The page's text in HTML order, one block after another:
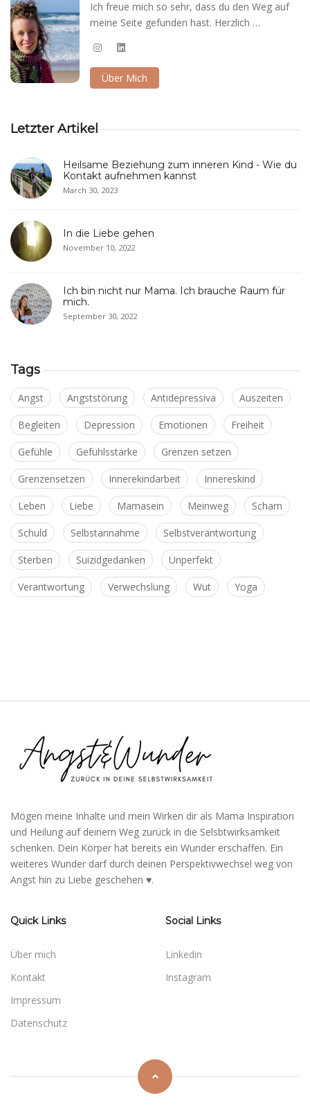
Ich freue mich so sehr, dass du den Weg auf
meine Seite gefunden hast. Herzlich …
Über Mich
Letzter Artikel
Heilsame Beziehung zum inneren Kind - Wie du
Kontakt aufnehmen kannst
March 30, 2023
In die Liebe gehen
November 10, 2022
Ich bin nicht nur Mama. Ich brauche Raum für
mich.
September 30, 2022
Tags
Angst Angststörung Antidepressiva Auszeiten
Begleiten Depression Emotionen Freiheit
Gefühle Gefühlsstärke Grenzen setzen
Grenzensetzen Innerekindarbeit Innereskind
Leben Liebe Mamasein Meinweg Scham
Schuld Selbstannahme Selbstverantwortung
Sterben Suizidgedanken Unperfekt
Verantwortung Verwechslung Wut Yoga
Mögen meine Inhalte und mein Wirken dir als Mama Inspiration
und Heilung auf deinem Weg zurück in die Selsbtwirksamkeit
schenken. Dein Körper hat bereits ein Wunder erschaffen. Ein
weiteres Wunder darf durch deinen Perspektivwechsel weg von
Angst hin zu Liebe geschehen ♥.
Quick Links
Über mich
Kontakt
Impressum
Datenschutz
Social Links
Linkedin
Instagram